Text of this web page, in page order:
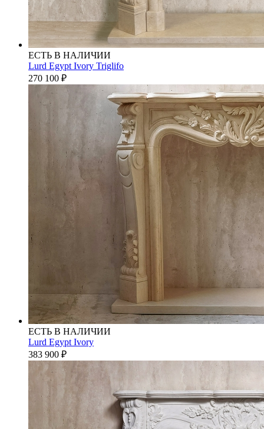
ЕСТЬ В НАЛИЧИИ
Lurd Egypt Ivory Triglifo
270 100 ₽
ЕСТЬ В НАЛИЧИИ
Lurd Egypt Ivory
383 900 ₽